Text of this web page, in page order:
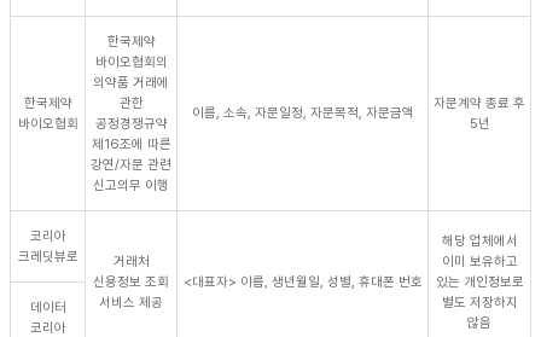
한국제약
바이오협회
한국제약
바이오협회의
의약품 거래에
관한
공정경쟁규약
제16조에 따른
강연/자문 관련
신고의무 이행
이름, 소속, 자문일정, 자문목적, 자문금액
자문계약 종료 후
5년
코리아
크레딧뷰로
거래처
신용정보 조회
서비스 제공
<대표자> 이름, 생년월일, 성별, 휴대폰 번호
해당 업체에서
이미 보유하고
있는 개인정보로
별도 저장하지
않음
데이터
코리아